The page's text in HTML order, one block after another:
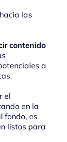
las
contenido
a
el
en la
fondo, es
listos para